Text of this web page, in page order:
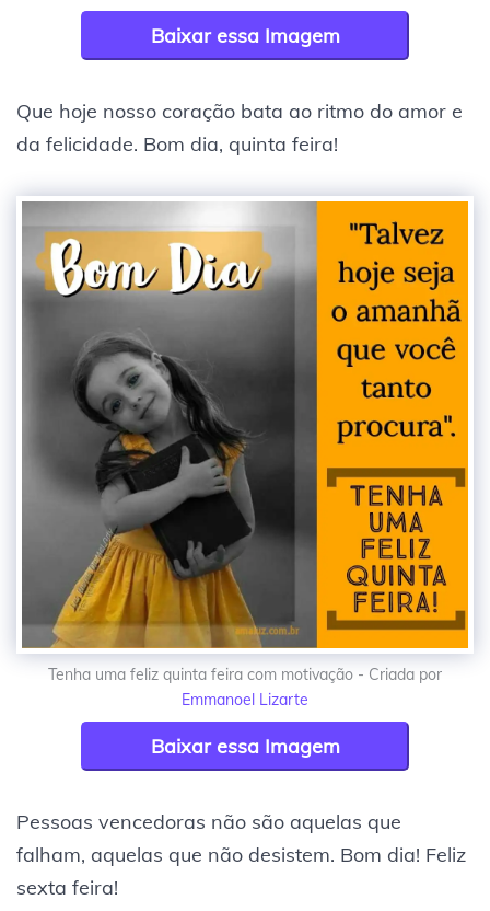
Baixar essa Imagem
Que hoje nosso coração bata ao ritmo do amor e
da felicidade. Bom dia, quinta feira!
Tenha uma feliz quinta feira com motivação - Criada por
Emmanoel Lizarte
Baixar essa Imagem
Pessoas vencedoras não são aquelas que
falham, aquelas que não desistem. Bom dia! Feliz
sexta feira!